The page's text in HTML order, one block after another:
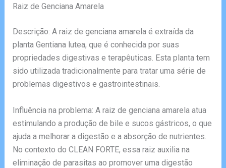
Raiz de Genciana Amarela
Descrição: A raiz de genciana amarela é extraída da
planta Gentiana lutea, que é conhecida por suas
propriedades digestivas e terapêuticas. Esta planta tem
sido utilizada tradicionalmente para tratar uma série de
problemas digestivos e gastrointestinais.
Influência na problema: A raiz de genciana amarela atua
estimulando a produção de bile e sucos gástricos, o que
ajuda a melhorar a digestão e a absorção de nutrientes.
No contexto do CLEAN FORTE, essa raiz auxilia na
eliminação de parasitas ao promover uma digestão